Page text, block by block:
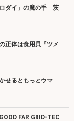
ダイ」の魔の手 茨
正体は食用貝『ツメ
せるともっとウマ
FAR GRID-TEC